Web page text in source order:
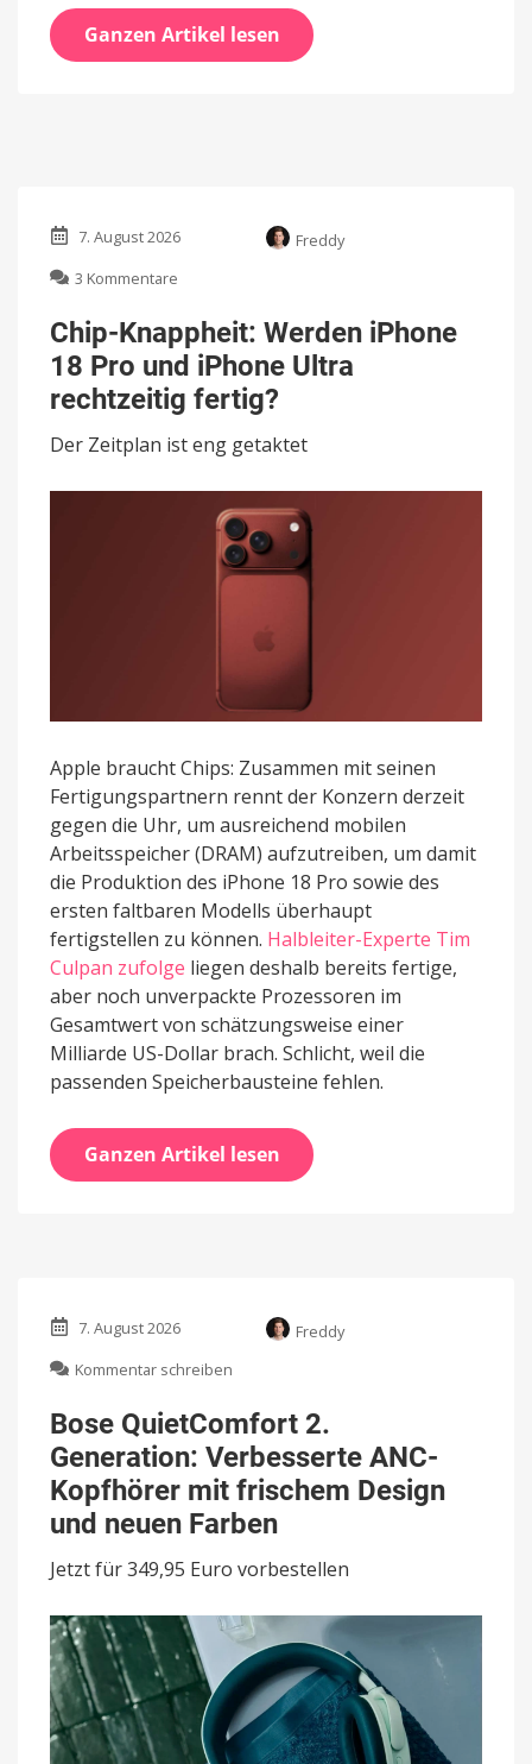
Ganzen Artikel lesen
7. August 2026
Freddy
3 Kommentare
Knappheit:
Werden
iPhone
18
Pro
und
iPhone
rechtzeitig
fertig?
Chip-Knappheit: Werden iPhone
18 Pro und iPhone Ultra
rechtzeitig fertig?
Der Zeitplan ist eng getaktet
Apple braucht Chips: Zusammen mit seinen
Fertigungspartnern rennt der Konzern derzeit
gegen die Uhr, um ausreichend mobilen
Arbeitsspeicher (DRAM) aufzutreiben, um damit
die Produktion des iPhone 18 Pro sowie des
ersten faltbaren Modells überhaupt
fertigstellen zu können. Halbleiter-Experte Tim
Culpan zufolge liegen deshalb bereits fertige,
aber noch unverpackte Prozessoren im
Gesamtwert von schätzungsweise einer
Milliarde US-Dollar brach. Schlicht, weil die
passenden Speicherbausteine fehlen.
Ganzen Artikel lesen
7. August 2026
Freddy
Kommentar schreiben
QuietComfort
2.
Generation:
Verbesserte
ANC-
Kopfhörer
frischem
und
neuen
Farben
Bose QuietComfort 2.
Generation: Verbesserte ANC-
Kopfhörer mit frischem Design
und neuen Farben
Jetzt für 349,95 Euro vorbestellen